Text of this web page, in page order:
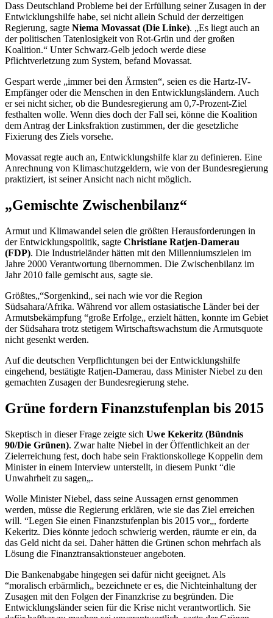
Dass Deutschland Probleme bei der Erfüllung seiner Zusagen in der
Entwicklungshilfe habe, sei nicht allein Schuld der derzeitigen
Regierung, sagte Niema Movassat (Die Linke). „Es liegt auch an
der politischen Tatenlosigkeit von Rot-Grün und der großen
Koalition.“ Unter Schwarz-Gelb jedoch werde diese
Pflichtverletzung zum System, befand Movassat.
Gespart werde „immer bei den Ärmsten“, seien es die Hartz-IV-
Empfänger oder die Menschen in den Entwicklungsländern. Auch
er sei nicht sicher, ob die Bundesregierung am 0,7-Prozent-Ziel
festhalten wolle. Wenn dies doch der Fall sei, könne die Koalition
dem Antrag der Linksfraktion zustimmen, der die gesetzliche
Fixierung des Ziels vorsehe.
Movassat regte auch an, Entwicklungshilfe klar zu definieren. Eine
Anrechnung von Klimaschutzgeldern, wie von der Bundesregierung
praktiziert, ist seiner Ansicht nach nicht möglich.
„Gemischte Zwischenbilanz“
Armut und Klimawandel seien die größten Herausforderungen in
der Entwicklungspolitik, sagte Christiane Ratjen-Damerau
(FDP). Die Industrieländer hätten mit den Millenniumszielen im
Jahre 2000 Verantwortung übernommen. Die Zwischenbilanz im
Jahr 2010 falle gemischt aus, sagte sie.
Größtes„“Sorgenkind„ sei nach wie vor die Region
Südsahara/Afrika. Während vor allem ostasiatische Länder bei der
Armutsbekämpfung “große Erfolge„ erzielt hätten, konnte im Gebiet
der Südsahara trotz stetigem Wirtschaftswachstum die Armutsquote
nicht gesenkt werden.
Auf die deutschen Verpflichtungen bei der Entwicklungshilfe
eingehend, bestätigte Ratjen-Damerau, dass Minister Niebel zu den
gemachten Zusagen der Bundesregierung stehe.
Grüne fordern Finanzstufenplan bis 2015
Skeptisch in dieser Frage zeigte sich Uwe Kekeritz (Bündnis
90/Die Grünen). Zwar halte Niebel in der Öffentlichkeit an der
Zielerreichung fest, doch habe sein Fraktionskollege Koppelin dem
Minister in einem Interview unterstellt, in diesem Punkt “die
Unwahrheit zu sagen„.
Wolle Minister Niebel, dass seine Aussagen ernst genommen
werden, müsse die Regierung erklären, wie sie das Ziel erreichen
will. “Legen Sie einen Finanzstufenplan bis 2015 vor„, forderte
Kekeritz. Dies könnte jedoch schwierig werden, räumte er ein, da
das Geld nicht da sei. Daher hätten die Grünen schon mehrfach als
Lösung die Finanztransaktionsteuer angeboten.
Die Bankenabgabe hingegen sei dafür nicht geeignet. Als
“moralisch erbärmlich„ bezeichnete er es, die Nichteinhaltung der
Zusagen mit den Folgen der Finanzkrise zu begründen. Die
Entwicklungsländer seien für die Krise nicht verantwortlich. Sie